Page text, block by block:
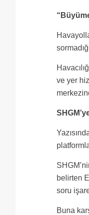
ve yer
belirten
soru
Buna